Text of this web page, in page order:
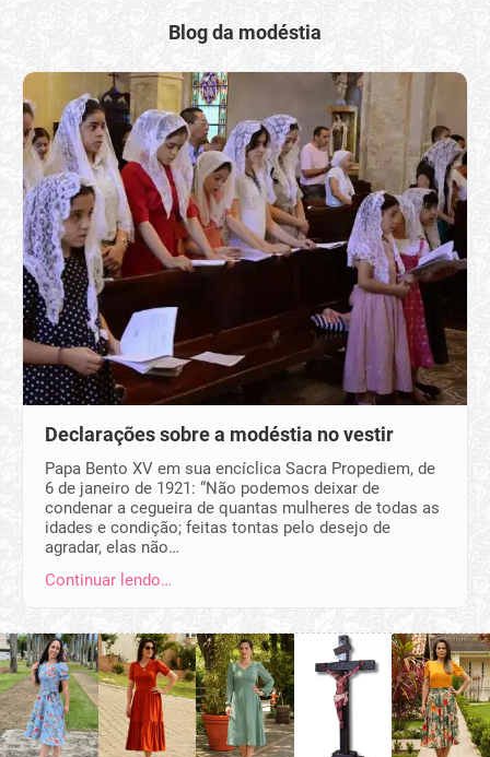
Blog da modéstia
Declarações sobre a modéstia no vestir
Papa Bento XV em sua encíclica Sacra Propediem, de
6 de janeiro de 1921: “Não podemos deixar de
condenar a cegueira de quantas mulheres de todas as
idades e condição; feitas tontas pelo desejo de
agradar, elas não…
Continuar lendo…